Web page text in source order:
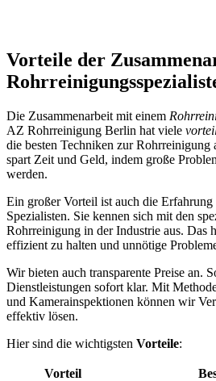
Vorteile der
Die Zusammenarbeit mit einem
AZ Rohrreinigung Berlin hat viele
die besten Techniken zur Rohrreinigung
spart Zeit und Geld, indem große
werden.
Ein großer Vorteil ist auch die Erfahrung
Spezialisten. Sie kennen sich mit den
Rohrreinigung in der Industrie aus. Das
effizient zu halten und unnötige
Wir bieten auch transparente Preise an.
Dienstleistungen sofort klar. Mit
und Kamerainspektionen können wir
effektiv lösen.
Hier sind die wichtigsten Vorteile:
Vorteil